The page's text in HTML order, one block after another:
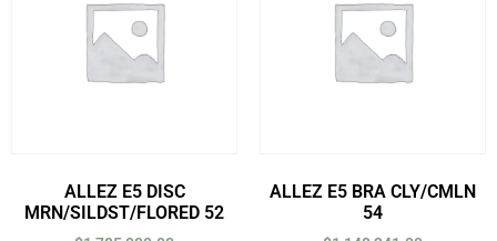
ALLEZ E5 DISC
MRN/SILDST/FLORED 52
ALLEZ E5 BRA CLY/CMLN
54